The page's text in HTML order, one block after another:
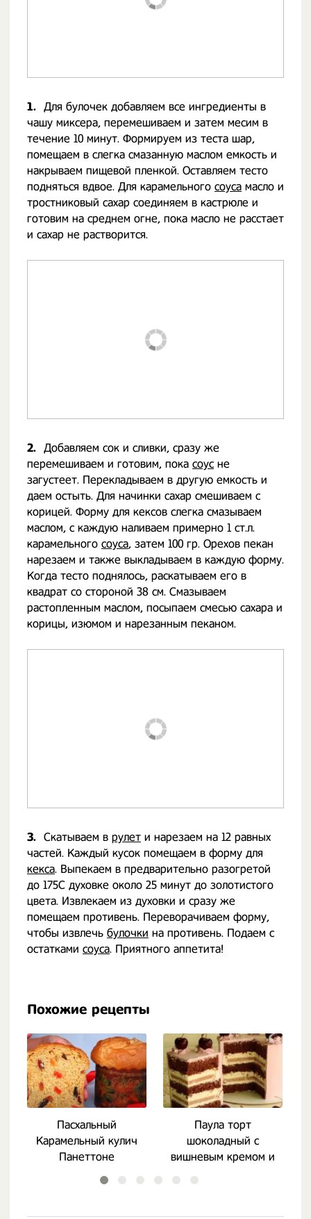
1. Для булочек добавляем все ингредиенты в
чашу миксера, перемешиваем и затем месим в
течение 10 минут. Формируем из теста шар,
помещаем в слегка смазанную маслом емкость и
накрываем пищевой пленкой. Оставляем тесто
подняться вдвое. Для карамельного соуса масло и
тростниковый сахар соединяем в кастрюле и
готовим на среднем огне, пока масло не расстает
и сахар не растворится.
2. Добавляем сок и сливки, сразу же
перемешиваем и готовим, пока соус не
загустеет. Перекладываем в другую емкость и
даем остыть. Для начинки сахар смешиваем с
корицей. Форму для кексов слегка смазываем
маслом, с каждую наливаем примерно 1 ст.л.
карамельного соуса, затем 100 гр. Орехов пекан
нарезаем и также выкладываем в каждую форму.
Когда тесто поднялось, раскатываем его в
квадрат со стороной 38 см. Смазываем
растопленным маслом, посыпаем смесью сахара и
корицы, изюмом и нарезанным пеканом.
3. Скатываем в рулет и нарезаем на 12 равных
частей. Каждый кусок помещаем в форму для
кекса. Выпекаем в предварительно разогретой
до 175С духовке около 25 минут до золотистого
цвета. Извлекаем из духовки и сразу же
помещаем противень. Переворачиваем форму,
чтобы извлечь булочки на противень. Подаем с
остатками соуса. Приятного аппетита!
Похожие рецепты
Пасхальный
Карамельный кулич
Панеттоне
Паула торт
шоколадный с
вишневым кремом и